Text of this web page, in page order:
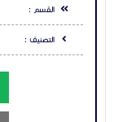
القسم :
التصنيف :